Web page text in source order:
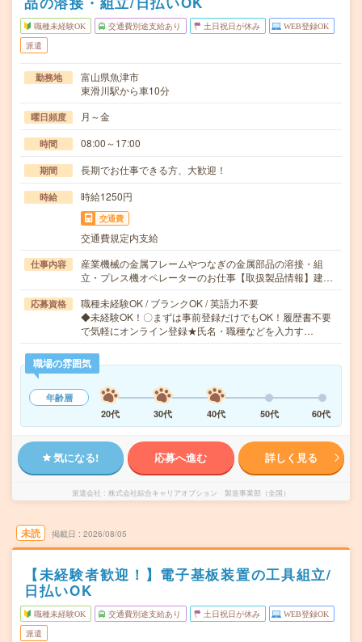
職種未経験OK 交通費別途支給あり 土日祝日が休み WEB登録OK
派遣
勤務地
富山県魚津市
東滑川駅から車10分
曜日頻度 月～金
時間 08:00～17:00
期間 長期でお仕事できる方、大歓迎！
時給 時給1250円
交通費
交通費規定内支給
仕事内容
産業機械の金属フレームやつなぎの金属部品の溶接・組
立・プレス機オペレーターのお仕事【取扱製品情報】建…
応募資格
職種未経験OK / ブランクOK / 英語力不要
◆未経験OK！〇まずは事前登録だけでもOK！履歴書不要
で気軽にオンライン登録★氏名・職種などを入力す…
職場の雰囲気
年齢層
20代
30代 40代 50代 60代
気になる! 応募へ進む 詳しく見る
派遣会社 株式会社綜合キャリアオプション 製造事業部（全国）
未読 掲載日 2026/08/05
【未経験者歓迎！】電子基板装置の工具組立/
日払いOK
職種未経験OK 交通費別途支給あり 土日祝日が休み WEB登録OK
派遣